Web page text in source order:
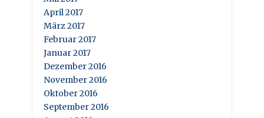
April 2017
März 2017
Februar 2017
Januar 2017
Dezember 2016
November 2016
Oktober 2016
September 2016